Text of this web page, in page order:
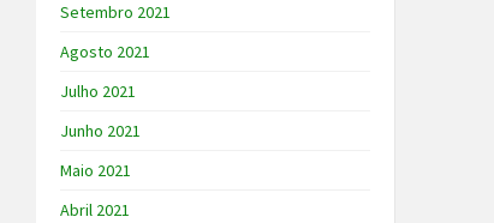
Setembro 2021
Agosto 2021
Julho 2021
Junho 2021
Maio 2021
Abril 2021